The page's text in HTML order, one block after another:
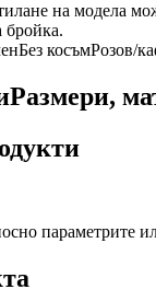
на модела
бройка.
Без косъмРозов/
Размери,
параметрите